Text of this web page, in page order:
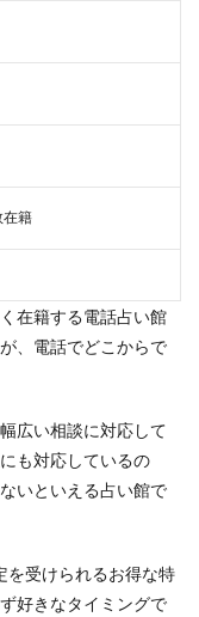
在籍
在籍する電話占い館
、電話でどこからで
広い相談に対応して
も対応しているの
いといえる占い館で
を受けられるお得な特
好きなタイミングで